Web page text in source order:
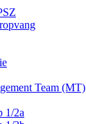
Team (MT)
1/2a